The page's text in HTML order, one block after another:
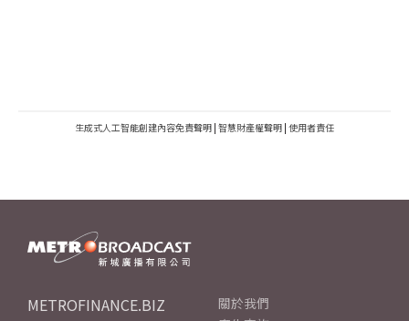
生成式人工智能創建內容免責聲明 | 智慧財產權聲明 | 使用者責任
METROFINANCE.BIZ
關於我們